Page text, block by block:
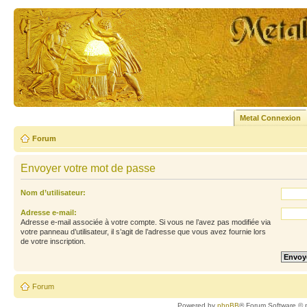
Metal Connexion
Forum
Envoyer votre mot de passe
Nom d’utilisateur:
Adresse e-mail:
Adresse e-mail associée à votre compte. Si vous ne l’avez pas modifiée via
votre panneau d’utilisateur, il s’agit de l’adresse que vous avez fournie lors
de votre inscription.
Forum
Powered byphpBB® Forum Software ©